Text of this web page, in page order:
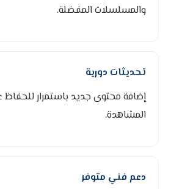
والمسلسلات المفضلة.
تحديثات دورية
إضافة محتوى جديد باستمرار للحفاظ
المشاهدة.
دعم فني متوفر